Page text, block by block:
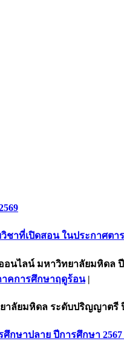
ชาที่เปิดสอน ในประกาศ
อนไลน์ มหาวิทยาลัยมหิดล
คการศึกษาฤดูร้อน|
าลัยมหิดล ระดับปริญญาตรี
กษาปลาย ปีการศึกษา